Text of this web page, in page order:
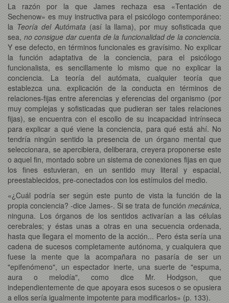
La razón por la que James rechaza esa «Tentación de
Sechenow» es muy instructiva para el psicólogo contemporáneo:
la Teoría del Autómata (así la llama), por muy sofisticada que
sea, no consigue dar cuenta de la funcionalidad de la conciencia.
Y ese defecto, en términos funcionales es gravísimo. No explicar
la función adaptativa de la conciencia, para el psicólogo
funcionalista, es sencillamente lo mismo que no explicar la
conciencia. La teoría del autómata, cualquier teoría que
establezca una. explicación de la conducta en términos de
relaciones-fijas entre aferencias y eferencias del organismo (por
muy complejas y sofisticadas que pudieran ser tales relaciones
fijas), se encuentra con el escollo de su incapacidad intrínseca
para explicar a qué viene la conciencia, para qué está ahí. No
tendría ningún sentido la presencia de un órgano mental que
seleccionara, se apercibiera, deliberara, creyera proponerse este
o aquel fin, montado sobre un sistema de conexiones fijas en que
los fines estuvieran, en un sentido muy literal y espacial,
preestablecidos, pre-conectados con los estímulos del medio.
«¿Cuál podría ser según este punto de vista la función de la
propia conciencia? -dice James-. Si se trata de función mecánica,
ninguna. Los órganos de los sentidos activarían a las células
cerebrales; y éstas unas a otras en una secuencia ordenada,
hasta que llegara el momento de la acción... Pero ésta sería una
cadena de sucesos completamente autónoma, y cualquiera que
fuese la mente que la acompañara no pasaría de ser un
"epifenómeno", un espectador inerte, una suerte de "espuma,
aura o melodía", como dice Mr. Hodgson, que
independientemente de que apoyara esos sucesos o se opusiera
a ellos sería igualmente impotente para modificarlos» (p. 133).